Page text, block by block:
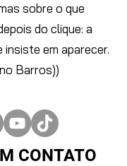
sobre o que
do clique: a
insiste em aparecer.
Barros))
CONTATO